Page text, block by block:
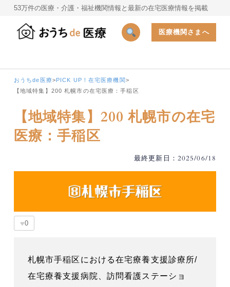
53万件の医療・介護・福祉機関情報と最新の在宅医療情報を掲載
医療機関さまへ
おうちde医療>PICK UP！在宅医療機関>
【地域特集】200 札幌市の在宅医療：手稲区
【地域特集】200 札幌市の在宅
医療：手稲区
最終更新日：2025/06/18
♥0
札幌市手稲区における在宅療養支援診療所/
在宅療養支援病院、訪問看護ステーショ